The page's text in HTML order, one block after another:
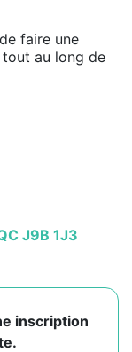
faire une
au long de
J9B 1J3
inscription